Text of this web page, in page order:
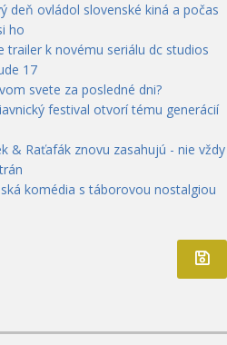
deň ovládol slovenské kiná a počas
ho
trailer k novému seriálu dc studios
17
svete za posledné dni?
festival otvorí tému generácií
& Raťafák znovu zasahujú - nie vždy
komédia s táborovou nostalgiou